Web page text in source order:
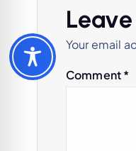
v
i
Your email
Comment*